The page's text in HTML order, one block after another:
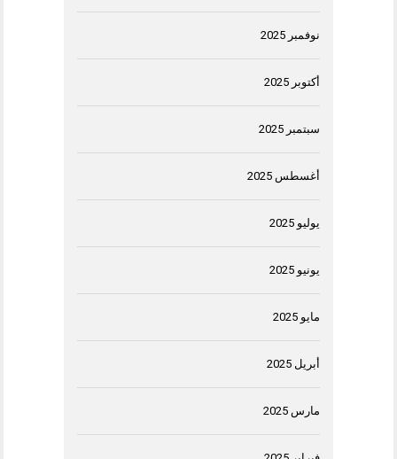
نوفمبر 2025
أكتوبر 2025
سبتمبر 2025
أغسطس 2025
يوليو 2025
يونيو 2025
مايو 2025
أبريل 2025
مارس 2025